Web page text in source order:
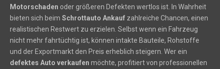
Motorschaden oder größeren Defekten wertlos ist. In Wahrheit
bieten sich beim Schrottauto Ankauf zahlreiche Chancen, einen
realistischen Restwert zu erzielen. Selbst wenn ein Fahrzeug
nicht mehr fahrtüchtig ist, können intakte Bauteile, Rohstoffe
und der Exportmarkt den Preis erheblich steigern. Wer ein
defektes Auto verkaufen möchte, profitiert von professionellen